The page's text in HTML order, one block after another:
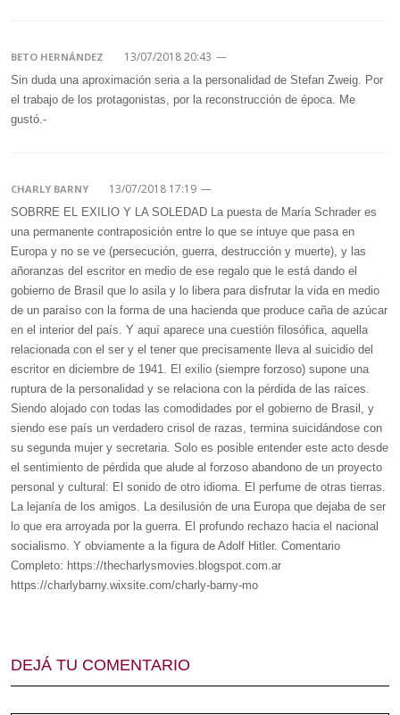
BETO HERNÁNDEZ 13/07/2018 20:43 —
Sin duda una aproximación seria a la personalidad de Stefan Zweig. Por
el trabajo de los protagonistas, por la reconstrucción de época. Me
gustó.-
CHARLY BARNY 13/07/2018 17:19 —
SOBRRE EL EXILIO Y LA SOLEDAD La puesta de María Schrader es
una permanente contraposición entre lo que se intuye que pasa en
Europa y no se ve (persecución, guerra, destrucción y muerte), y las
añoranzas del escritor en medio de ese regalo que le está dando el
gobierno de Brasil que lo asila y lo libera para disfrutar la vida en medio
de un paraíso con la forma de una hacienda que produce caña de azúcar
en el interior del país. Y aquí aparece una cuestión filosófica, aquella
relacionada con el ser y el tener que precisamente lleva al suicidio del
escritor en diciembre de 1941. El exilio (siempre forzoso) supone una
ruptura de la personalidad y se relaciona con la pérdida de las raíces.
Siendo alojado con todas las comodidades por el gobierno de Brasil, y
siendo ese país un verdadero crisol de razas, termina suicidándose con
su segunda mujer y secretaria. Solo es posible entender este acto desde
el sentimiento de pérdida que alude al forzoso abandono de un proyecto
personal y cultural: El sonido de otro idioma. El perfume de otras tierras.
La lejanía de los amigos. La desilusión de una Europa que dejaba de ser
lo que era arroyada por la guerra. El profundo rechazo hacia el nacional
socialismo. Y obviamente a la figura de Adolf Hitler. Comentario
Completo: https://thecharlysmovies.blogspot.com.ar
https://charlybarny.wixsite.com/charly-barny-mo
DEJÁ TU COMENTARIO